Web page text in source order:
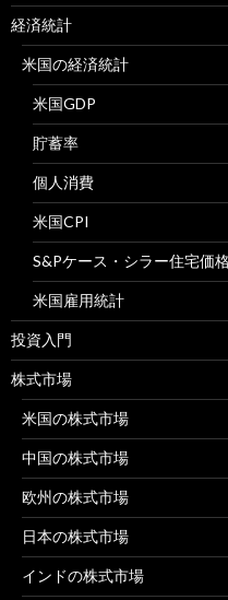
経済統計
米国の経済統計
米国GDP
貯蓄率
個人消費
米国CPI
S&Pケース・シラー住宅価
米国雇用統計
投資入門
株式市場
米国の株式市場
中国の株式市場
欧州の株式市場
日本の株式市場
インドの株式市場